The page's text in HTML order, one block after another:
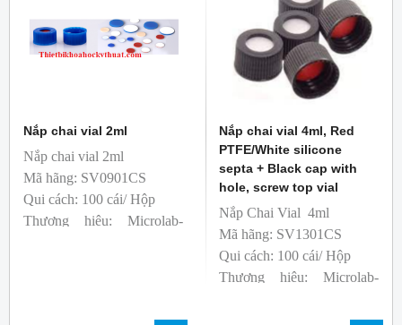
Sản xuất: Trung Quốc
Nắp chai vial 2ml
Nắp chai vial 2ml
Mã hãng: SV0901CS
Qui cách: 100 cái/ Hộp
Thương hiệu: Microlab-
Nắp chai vial 4ml, Red
PTFE/White silicone
septa + Black cap with
hole, screw top vial
Nắp Chai Vial 4ml
Mã hãng: SV1301CS
Qui cách: 100 cái/ Hộp
Thương hiệu: Microlab-